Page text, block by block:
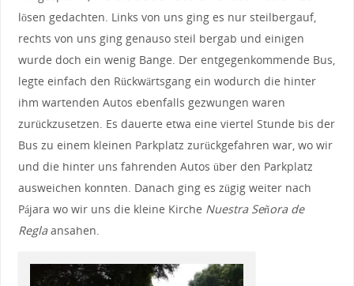
lösen gedachten. Links von uns ging es nur steilbergauf,
rechts von uns ging genauso steil bergab und einigen
wurde doch ein wenig Bange. Der entgegenkommende Bus,
legte einfach den Rückwärtsgang ein wodurch die hinter
ihm wartenden Autos ebenfalls gezwungen waren
zurückzusetzen. Es dauerte etwa eine viertel Stunde bis der
Bus zu einem kleinen Parkplatz zurückgefahren war, wo wir
und die hinter uns fahrenden Autos über den Parkplatz
ausweichen konnten. Danach ging es zügig weiter nach
Pájara wo wir uns die kleine Kirche Nuestra Señora de
Reglaansahen.